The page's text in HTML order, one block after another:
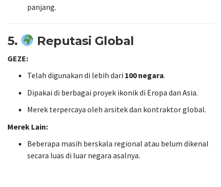
panjang.
5. Reputasi Global
GEZE:
Telah digunakan di lebih dari 100 negara.
Dipakai di berbagai proyek ikonik di Eropa dan Asia.
Merek terpercaya oleh arsitek dan kontraktor global.
Merek Lain:
Beberapa masih berskala regional atau belum dikenal
secara luas di luar negara asalnya.